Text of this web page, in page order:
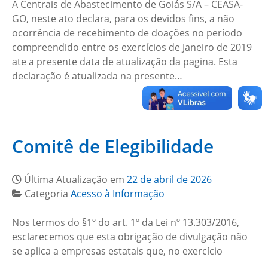
A Centrais de Abastecimento de Goiás S/A – CEASA-
GO, neste ato declara, para os devidos fins, a não
ocorrência de recebimento de doações no período
compreendido entre os exercícios de Janeiro de 2019
ate a presente data de atualização da pagina. Esta
declaração é atualizada na presente…
Comitê de Elegibilidade
Última Atualização em 22 de abril de 2026
Categoria Acesso à Informação
Nos termos do §1º do art. 1º da Lei nº 13.303/2016,
esclarecemos que esta obrigação de divulgação não
se aplica a empresas estatais que, no exercício